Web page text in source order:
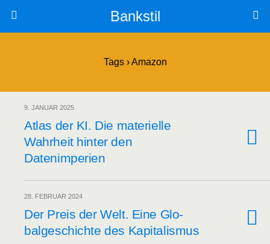
Bankstil
Tags › Amazon
9. JANUAR 2025
Atlas der KI. Die mate­ri­el­le
Wahr­heit hin­ter den
Datenimperien
28. FEBRUAR 2024
Der Preis der Welt. Eine Glo­
bal­ge­schich­te des Kapitalismus